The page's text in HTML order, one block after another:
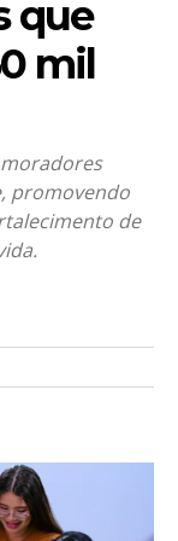
que
mil
promovendo
de